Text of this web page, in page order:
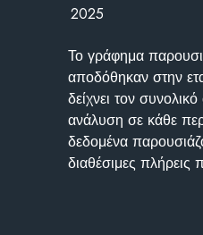
2025
Το γράφημα
αποδόθηκαν στην
δείχνει τον
ανάλυση σε κάθε
δεδομένα
διαθέσιμες πλήρεις